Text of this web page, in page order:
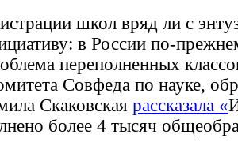
школ вряд ли с
в России по-
переполненных
Совфеда по науке,
Скаковская рассказала «
более 4 тысяч